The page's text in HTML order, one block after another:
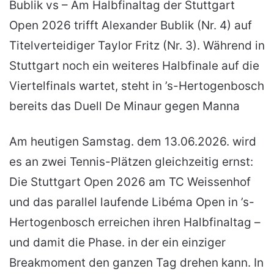
Bublik vs – Am Halbfinaltag der Stuttgart
Open 2026 trifft Alexander Bublik (Nr. 4) auf
Titelverteidiger Taylor Fritz (Nr. 3). Während in
Stuttgart noch ein weiteres Halbfinale auf die
Viertelfinals wartet, steht in ’s-Hertogenbosch
bereits das Duell De Minaur gegen Manna
Am heutigen Samstag. dem 13.06.2026. wird
es an zwei Tennis-Plätzen gleichzeitig ernst:
Die Stuttgart Open 2026 am TC Weissenhof
und das parallel laufende Libéma Open in ’s-
Hertogenbosch erreichen ihren Halbfinaltag –
und damit die Phase. in der ein einziger
Breakmoment den ganzen Tag drehen kann. In